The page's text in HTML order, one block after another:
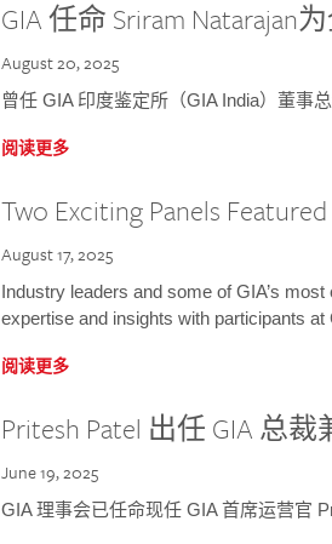
GIA 任命 Sriram
August 20, 2025
曾任 GIA 印度鉴定所（GIA India）董事
阅读更多
Two Exciting Panels
August 17, 2025
Industry leaders and some of GIA’s
expertise and insights with participants at
阅读更多
Pritesh Patel 出任 GIA 总
June 19, 2025
GIA 理事会已任命现任 GIA 首席运营官